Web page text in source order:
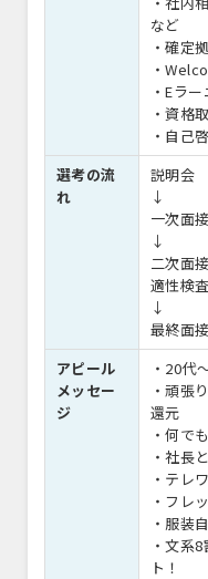
など
・確定
・
・Eラ
・資格
・自己
選考の流
れ
説明会
↓
一次面接
↓
二次面接
適性検査
↓
最終面接
アピール
メッセー
ジ
・20代
・頑張
還元
・何で
・社長
・テレ
・フレ
・服装
・文系
ト！